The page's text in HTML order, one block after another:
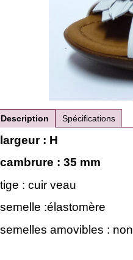
Description Spécifications
largeur : H
cambrure : 35 mm
tige : cuir veau
semelle :élastomère
semelles amovibles : non